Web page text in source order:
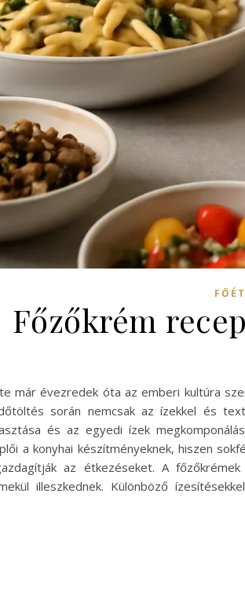
Főzőkrém
már évezredek óta az emberi kultúra
során nemcsak az ízekkel és
és az egyedi ízek
a konyhai készítményeknek, hiszen
az étkezéseket. A
illeszkednek. Különböző